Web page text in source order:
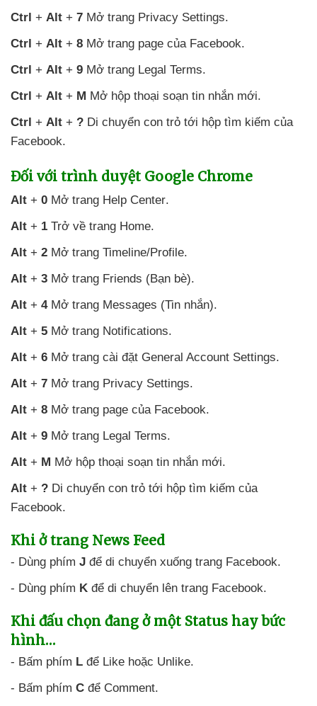
Ctrl + Alt + 7 Mở trang Privacy Settings.
Ctrl + Alt + 8 Mở trang page của Facebook.
Ctrl + Alt + 9 Mở trang Legal Terms.
Ctrl + Alt + M Mở hộp thoại soạn tin nhắn mới.
Ctrl + Alt + ? Di chuyển con trỏ tới hộp tìm kiếm của
Facebook.
Đối với trình duyệt Google Chrome
Alt + 0 Mở trang Help Center.
Alt + 1 Trở về trang Home.
Alt + 2 Mở trang Timeline/Profile.
Alt + 3 Mở trang Friends (Bạn bè).
Alt + 4Mở trang Messages (Tin nhắn).
Alt + 5 Mở trang Notifications.
Alt + 6 Mở trang cài đặt General Account Settings.
Alt + 7 Mở trang Privacy Settings.
Alt + 8 Mở trang page của Facebook.
Alt + 9 Mở trang Legal Terms.
Alt + M Mở hộp thoại soạn tin nhắn mới.
Alt + ? Di chuyển con trỏ tới hộp tìm kiếm của
Facebook.
Khi ở trang News Feed
- Dùng phím J để di chuyển xuống trang Facebook.
- Dùng phím K để di chuyển lên trang Facebook.
Khi đấu chọn đang ở một Status hay bức
hình…
- Bấm phím L để Like hoặc Unlike.
- Bấm phím C để Comment.